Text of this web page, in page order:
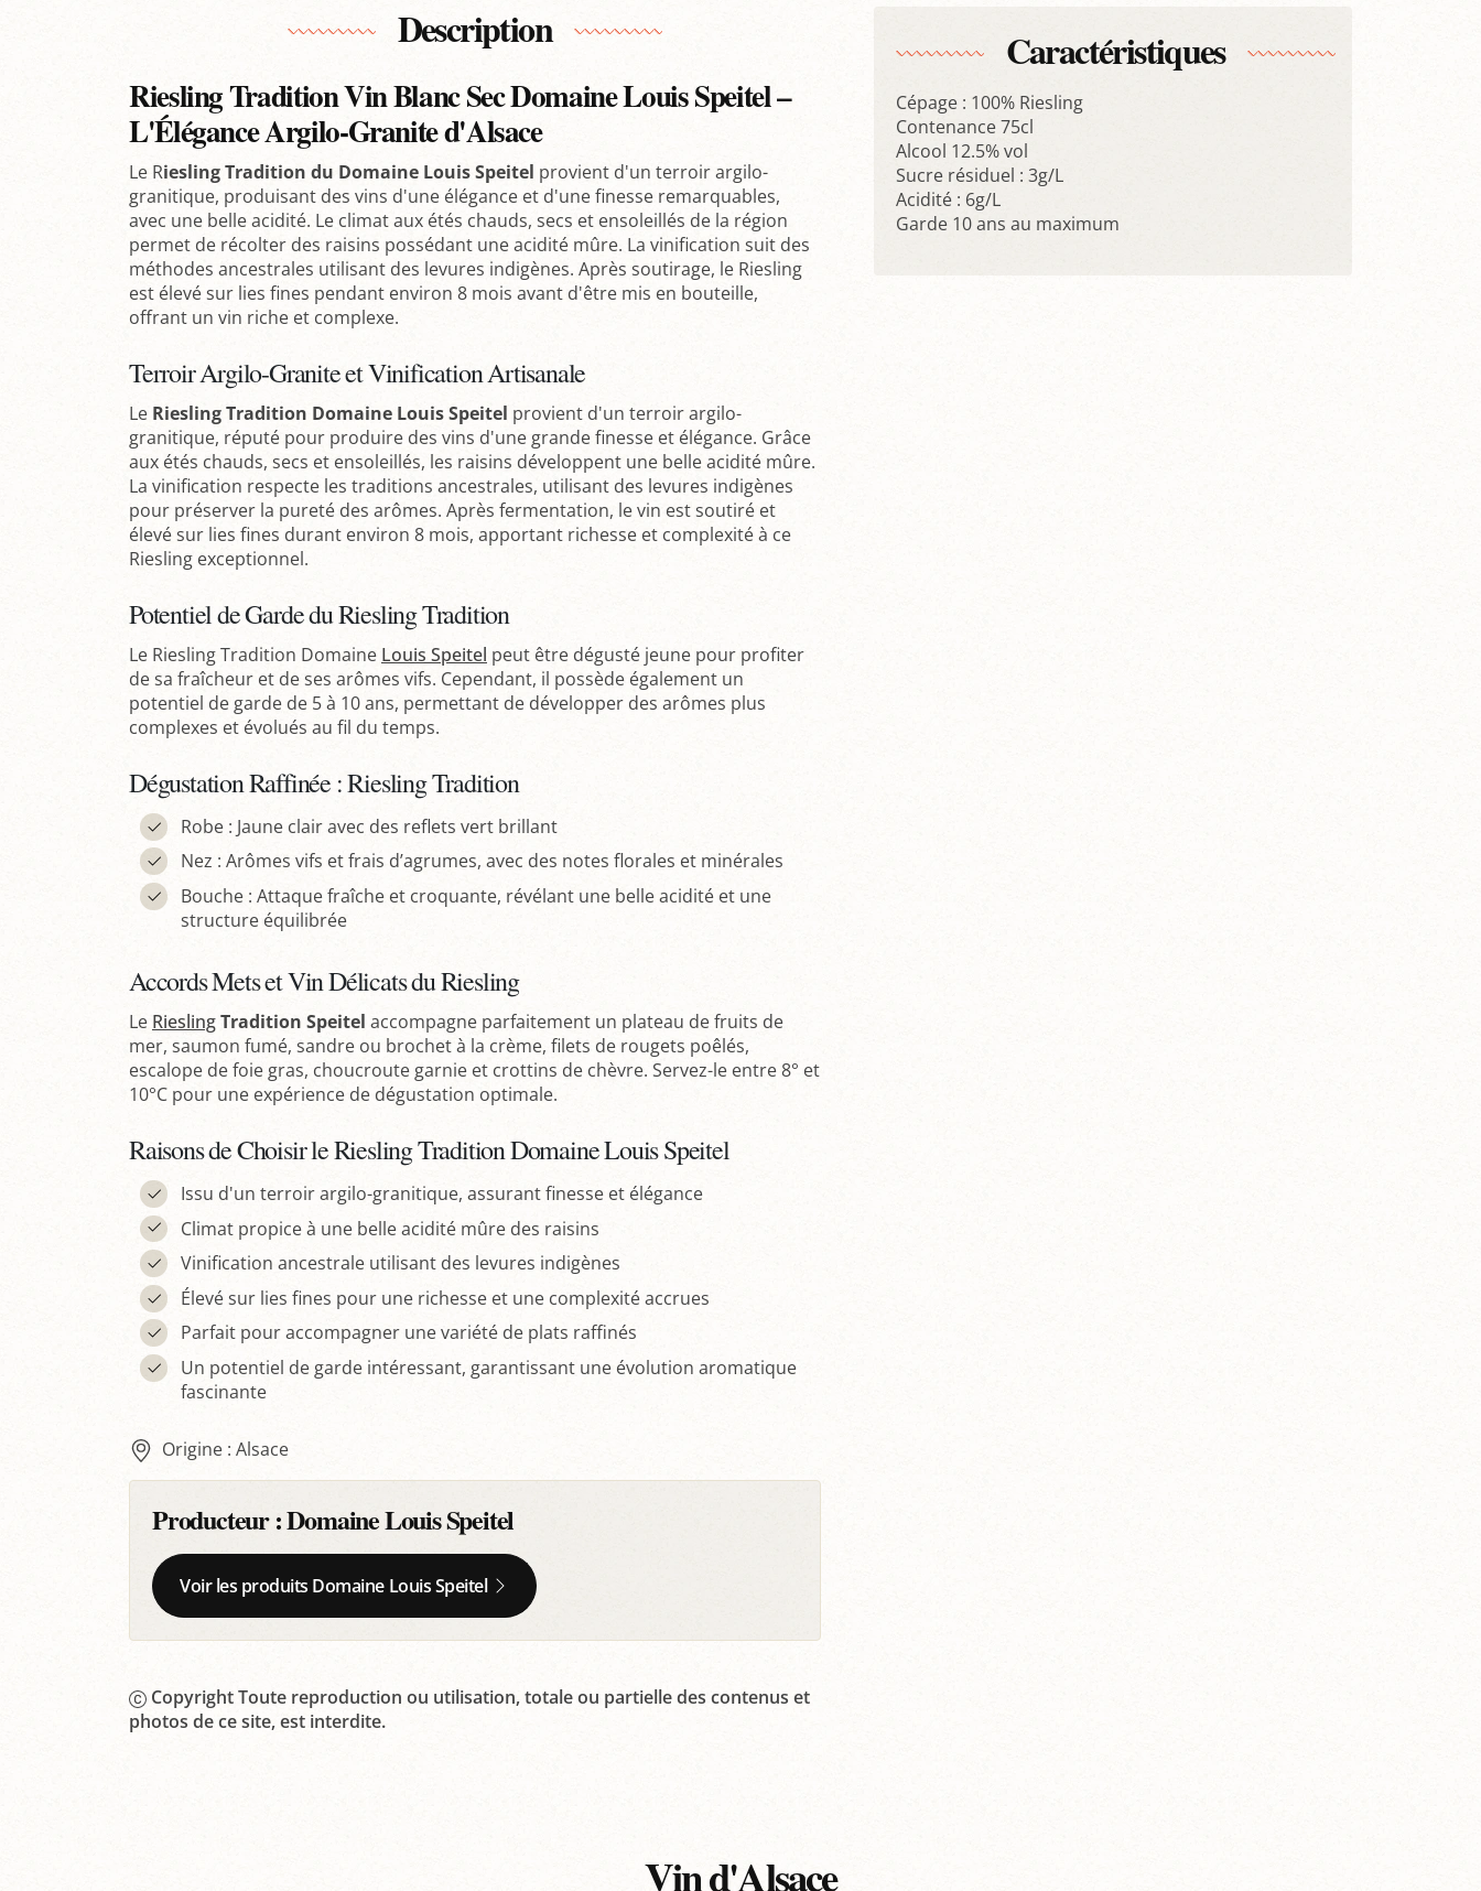
Description
Riesling Tradition Vin Blanc Sec Domaine Louis Speitel –
L'Élégance Argilo-Granite d'Alsace
Le Riesling Tradition du Domaine Louis Speitel provient d'un terroir argilo-
granitique, produisant des vins d'une élégance et d'une finesse remarquables,
avec une belle acidité. Le climat aux étés chauds, secs et ensoleillés de la région
permet de récolter des raisins possédant une acidité mûre. La vinification suit des
méthodes ancestrales utilisant des levures indigènes. Après soutirage, le Riesling
est élevé sur lies fines pendant environ 8 mois avant d'être mis en bouteille,
offrant un vin riche et complexe.
Terroir Argilo-Granite et Vinification Artisanale
Le Riesling Tradition Domaine Louis Speitel provient d'un terroir argilo-
granitique, réputé pour produire des vins d'une grande finesse et élégance. Grâce
aux étés chauds, secs et ensoleillés, les raisins développent une belle acidité mûre.
La vinification respecte les traditions ancestrales, utilisant des levures indigènes
pour préserver la pureté des arômes. Après fermentation, le vin est soutiré et
élevé sur lies fines durant environ 8 mois, apportant richesse et complexité à ce
Riesling exceptionnel.
Potentiel de Garde du Riesling Tradition
Le Riesling Tradition Domaine Louis Speitel peut être dégusté jeune pour profiter
de sa fraîcheur et de ses arômes vifs. Cependant, il possède également un
potentiel de garde de 5 à 10 ans, permettant de développer des arômes plus
complexes et évolués au fil du temps.
Dégustation Raffinée : Riesling Tradition
Robe : Jaune clair avec des reflets vert brillant
Nez : Arômes vifs et frais d’agrumes, avec des notes florales et minérales
Bouche : Attaque fraîche et croquante, révélant une belle acidité et une
structure équilibrée
Accords Mets et Vin Délicats du Riesling
Le RieslingTradition Speitel accompagne parfaitement un plateau de fruits de
mer, saumon fumé, sandre ou brochet à la crème, filets de rougets poêlés,
escalope de foie gras, choucroute garnie et crottins de chèvre. Servez-le entre 8° et
10°C pour une expérience de dégustation optimale.
Raisons de Choisir le Riesling Tradition Domaine Louis Speitel
Issu d'un terroir argilo-granitique, assurant finesse et élégance
Climat propice à une belle acidité mûre des raisins
Vinification ancestrale utilisant des levures indigènes
Élevé sur lies fines pour une richesse et une complexité accrues
Parfait pour accompagner une variété de plats raffinés
Un potentiel de garde intéressant, garantissant une évolution aromatique
fascinante
Origine : Alsace
Producteur :Domaine Louis Speitel
Voir les produits Domaine Louis Speitel
Copyright Toute reproduction ou utilisation, totale ou partielle des contenus et
photos de ce site, est interdite.
Caractéristiques
Cépage : 100% Riesling
Contenance 75cl
Alcool 12.5% vol
Sucre résiduel : 3g/L
Acidité : 6g/L
Garde 10 ans au maximum
Vin d'Alsace